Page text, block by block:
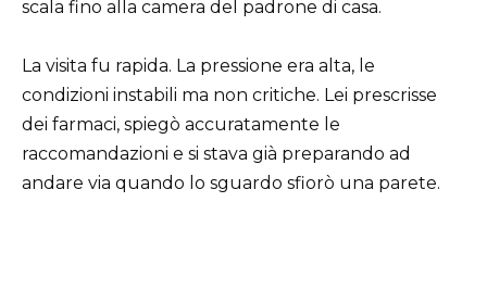
scala fino alla camera del padrone di casa.
La visita fu rapida. La pressione era alta, le
condizioni instabili ma non critiche. Lei prescrisse
dei farmaci, spiegò accuratamente le
raccomandazioni e si stava già preparando ad
andare via quando lo sguardo sfiorò una parete.